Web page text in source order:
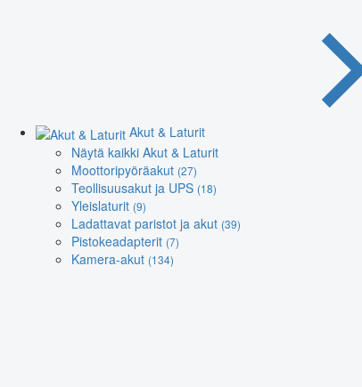
Akut & Laturit
Näytä kaikki Akut & Laturit
Moottoripyöräakut (27)
Teollisuusakut ja UPS (18)
Yleislaturit (9)
Ladattavat paristot ja akut (39)
Pistokeadapterit (7)
Kamera-akut (134)